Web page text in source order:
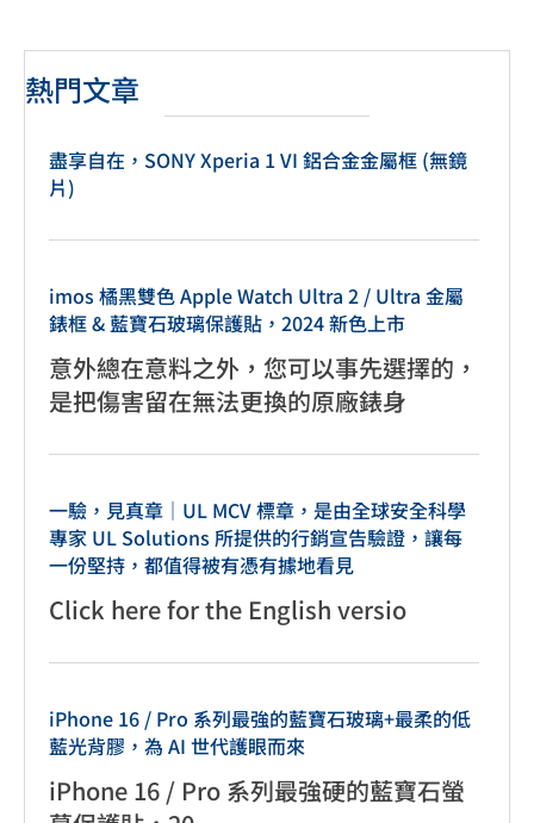
熱門文章
盡享自在，SONY Xperia 1 VI 鋁合金金屬框 (無鏡
片)
imos 橘黑雙色 Apple Watch Ultra 2 / Ultra 金屬
錶框 & 藍寶石玻璃保護貼，2024 新色上市
意外總在意料之外，您可以事先選擇的，
是把傷害留在無法更換的原廠錶身
一驗，見真章｜UL MCV 標章，是由全球安全科學
專家 UL Solutions 所提供的行銷宣告驗證，讓每
一份堅持，都值得被有憑有據地看見
Click here for the English versio
iPhone 16 / Pro 系列最強的藍寶石玻璃+最柔的低
藍光背膠，為 AI 世代護眼而來
iPhone 16 / Pro 系列最強硬的藍寶石螢